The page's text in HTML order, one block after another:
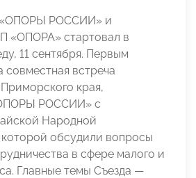
«ОПОРЫ РОССИИ» и
«ОПОРА» стартовал в
11 сентября. Первым
совместная встреча
края,
РОССИИ» с
Народной
обсудили вопросы
в сфере малого и
Главные темы Съезда —